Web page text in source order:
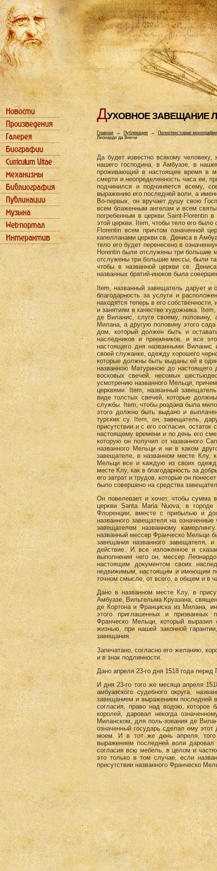
ДУХОВHОЕ ЗАВЕЩАHИЕ
Главная→ Публикации → Полнотекстовые монографии
Леонардо да Винчи
Да будет известно всякому
нашего господина, в Амбуазе, в
проживающий в настоящее время в
смерти и неопределенность часа ее,
подчинился и подчиняется всему,
выражению его последней воли, а
Во-первых, он вручает душу свою
всем блаженным ангелам и всем
погребенным в церкви Saint-Florentin
этой церкви. Item, чтобы тело его было
Florentin всем причтом означенной
капелланами церкви св. Дениса в
тело его будет перенесено в
Horentin были отслужены три большие
отслужены три большие мессы, были
чтобы в названной церкви св.
названных братий-иноков была
Item, названный завещатель дарует и
благодарность за услуги и
находятся теперь в его
и занятиям в качестве художника.
де Виланис, слуге своему, половину,
Милана, а другую половину этого
дом, который должен быть и
наследников и преемников, и все
настоящего дня названными
своей служанке, одежду хорошего
которые должны быть выданы ей в
названною Матуриною до настоящего
восковых свечей, несомых
усмотрению названного Мельци,
церквями. Item, названный
виде толстых свечей, которые
службы. Item, чтобы роздана была
этого должно быть выдано и
турских су. Item, он, завещатель,
присутствии и с его согласия,
настоящему времени и по день его
которую он получил от названного
названного Мельци и ни в каком
завещателе, в названном месте Клу,
Мельци все и каждую из своих
месте Клу, как в благодарность за
его затрат и трудов, которые он
было совершено на средства
Он повелевает и хочет, чтобы сумма
церкви Santa Maria Nuova, в
Флоренции, вместе с прибылью и
названного завещателя на
завещателем названному
названный мессер Франческо Мельци
завещания названного завещателя,
действие. И все изложенное и
выполнения чего он, мессер
настоящим документом своих
недвижимым, настоящим и имеющим
точном смысле, от всего, в общем и в
Дано в названном месте Клу, в
Амбуазе, Вильгельма Круазана,
де Кортона и Франциска из Милана,
этого приглашенных и призванных
Франческо Мельци, который
жизнью, при нашей законной
завещания.
Запечатано, согласно его желанию,
и в знак подлинности.
Дано апреля 23-го дня 1518 года перед
И дня 23-го того же месяца апреля
амбуазского судебного округа,
завещанием и выражением последней
согласия, право над водою, которое
королей, даровал некогда
Миланском, для поль-зования де
означенный государь сделал ему
моем. И в тот же день апреля,
выражением последней воли
согласия всю мебель, в целом и
это только в том случае, если
присутствии названного Франческо